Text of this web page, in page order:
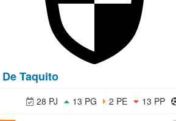
De Taquito
13 PP
2 PE
13 PG
28 PJ